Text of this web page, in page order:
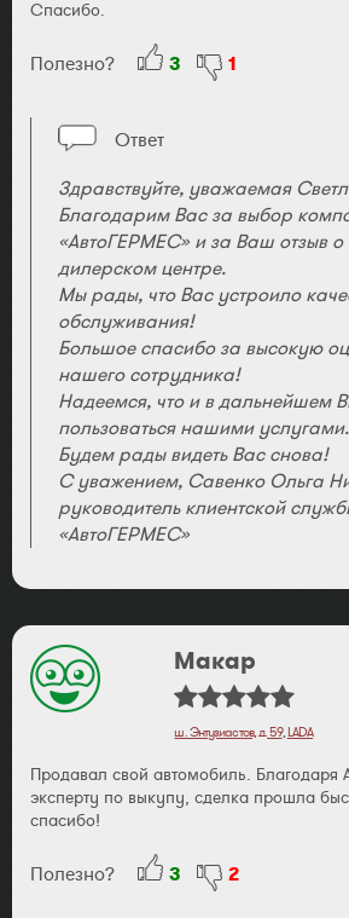
Спасибо.
Полезно? 3 1
Ответ
Здравствуйте, уважаемая
Благодарим Вас за выбор
«АвтоГЕРМЕС» и за Ваш отзыв
дилерском центре.
Мы рады, что Вас устроило
обслуживания!
Большое спасибо за высокую
нашего сотрудника!
Надеемся, что и в дальнейшем
пользоваться нашими услугами.
Будем рады видеть Вас снова!
С уважением, Савенко Ольга
руководитель клиентской
«АвтоГЕРМЕС»
Макар
ш. Энтузиастов, д. 59,LADA
Продавал свой автомобиль. Благодаря
эксперту по выкупу, сделка прошла
спасибо!
Полезно? 3 2